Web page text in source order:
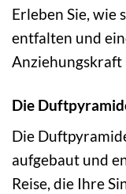
Erleben Sie, wie
entfalten und
Anziehungskraft
Die
Die
aufgebaut und
Reise, die Ihre